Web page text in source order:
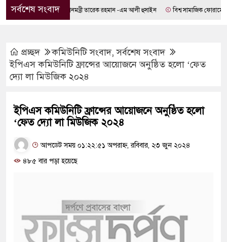
সর্বশেষ সংবাদপ্রধানমন্ত্রী তারেক রহমান -এম আলী হুসাইন বিশ্ব সামাজিক ফোরামে যোগ
প্রচ্ছদ কমিউনিটি সংবাদ,সর্বশেষ সংবাদ
ইপিএস কমিউনিটি ফ্রান্সের আয়োজনে অনুষ্ঠিত হলো ‘ফেত
দ্যো লা মিউজিক ২০২৪
ইপিএস কমিউনিটি ফ্রান্সের আয়োজনে অনুষ্ঠিত হলো
‘ফেত দ্যো লা মিউজিক ২০২৪
আপডেট সময় ০১:২২:৫১ অপরাহ্ন, রবিবার, ২৩ জুন ২০২৪
৪৮৫ বার পড়া হয়েছে